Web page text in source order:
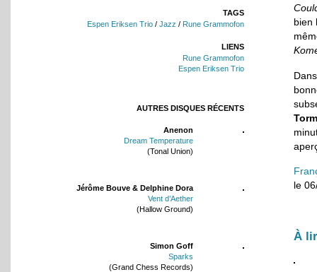
TAGS
Espen Eriksen Trio / Jazz / Rune Grammofon
LIENS
Rune Grammofon
Espen Eriksen Trio
AUTRES DISQUES RÉCENTS
Anenon
Dream Temperature
(Tonal Union)
Jérôme Bouve & Delphine Dora
Vent d’Aether
(Hallow Ground)
Simon Goff
Sparks
(Grand Chess Records)
bien
le
À